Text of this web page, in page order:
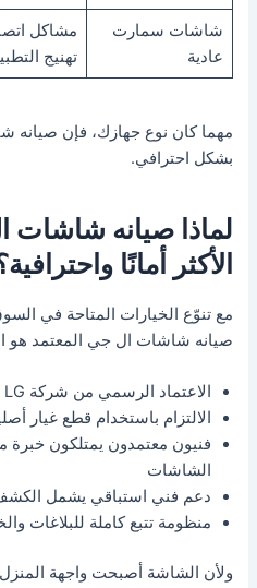
شاشات سمارت
عادية
مشاكل
تهنيج
مهما كان نوع جهازك، فإن
بشكل احترافي.
لماذا صيانه شاشات
الأكثر أمانًا
مع تنوّع الخيارات المتاحة في
صيانه شاشات ال جي المعتمد هو
الاعتماد الرسمي من شركة LG العالمية
الالتزام باستخدام قطع غيار
فنيون معتمدون يمتلكون
الشاشات
دعم فني استباقي يشمل الكشف
منظومة تتبع كاملة للبلاغات
ولأن الشاشة أصبحت واجهة المنزل